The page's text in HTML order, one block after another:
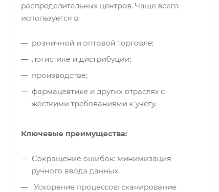
распределительных центров. Чаще всего
используется в:
розничной и оптовой торговле;
логистике и дистрибуции;
производстве;
фармацевтике и других отраслях с
жёсткими требованиями к учёту.
Ключевые преимущества:
Сокращение ошибок: минимизация
ручного ввода данных.
Ускорение процессов: сканирование